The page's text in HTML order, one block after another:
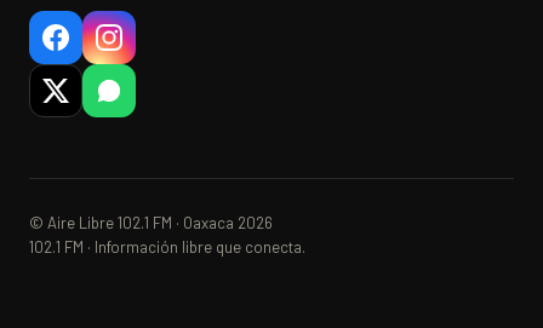
© Aire Libre 102.1 FM · Oaxaca 2026
102.1 FM · Información libre que conecta.